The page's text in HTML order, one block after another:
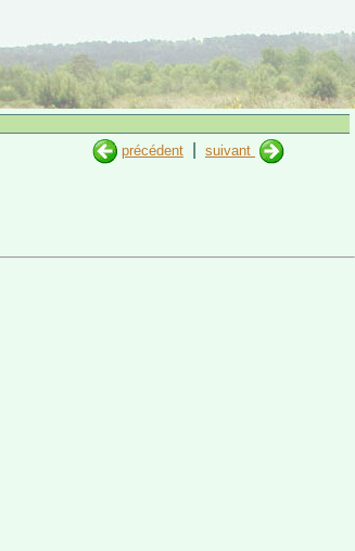
précédent
suivant